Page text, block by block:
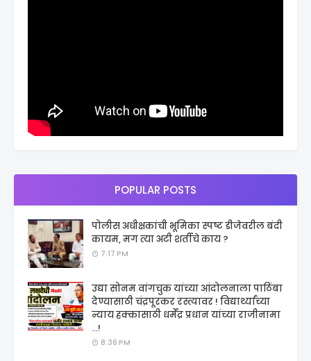
POPULAR POSTS
पोलीस अधीक्षकांची भूमिका स्पष्ट डीजेवरील बंदी
कायम, मग त्या अटी शर्तीचे काय ?
7:17 PM
उद्या सोनम वांगचुक यांच्या आंदोलनाला पाठिंबा
देण्यासाठी चंद्रपूरकर रस्त्यावर ! विद्यार्थ्यांच्या
न्याय हक्कासाठी धर्मेंद्र प्रधान यांच्या राजीनामा
...!
8:36 PM